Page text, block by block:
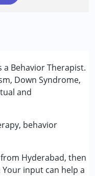
Behavior Therapist.
Down Syndrome,
and
behavior
Hyderabad, then
input can help a
:
(एडीडी/एडीएचडी)
एमआर)